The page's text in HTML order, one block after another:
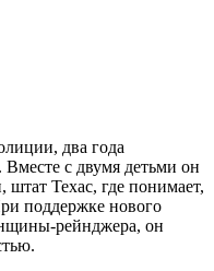
два года
с двумя детьми он
штат Техас, где понимает,
поддержке нового
рейнджера, он